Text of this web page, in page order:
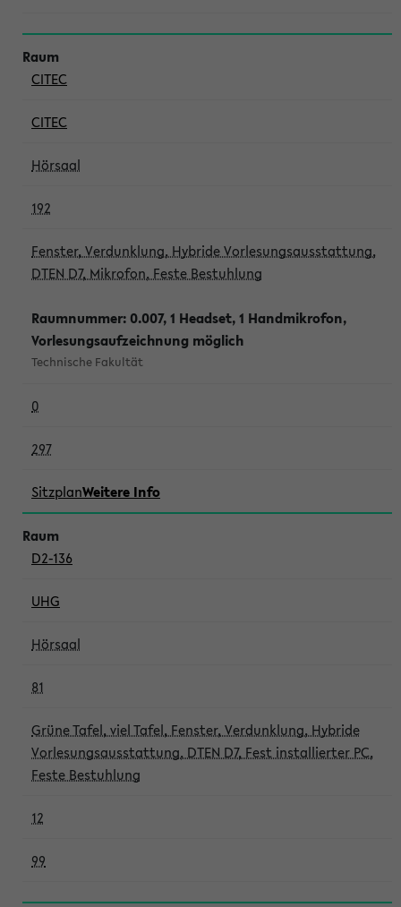
CITEC
CITEC
Hörsaal
192
Fenster, Verdunklung, Hybride Vorlesungsausstattung,
DTEN D7, Mikrofon, Feste Bestuhlung
Raumnummer: 0.007, 1 Headset, 1 Handmikrofon,
Vorlesungsaufzeichnung möglich
Technische Fakultät
0
297
SitzplanWeitere Info
D2-136
UHG
Hörsaal
81
Grüne Tafel, viel Tafel, Fenster, Verdunklung, Hybride
Vorlesungsausstattung, DTEN D7, Fest installierter PC,
Feste Bestuhlung
12
99